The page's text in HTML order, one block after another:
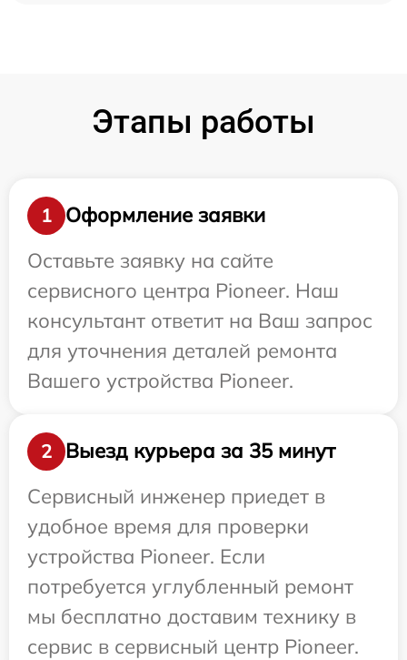
Этапы работы
1
Оформление заявки
Оставьте заявку на сайте
сервисного центра Pioneer. Наш
консультант ответит на Ваш запрос
для уточнения деталей ремонта
Вашего устройства Pioneer.
2
Выезд курьера за 35 минут
Сервисный инженер приедет в
удобное время для проверки
устройства Pioneer. Если
потребуется углубленный ремонт
мы бесплатно доставим технику в
сервис в сервисный центр Pioneer.